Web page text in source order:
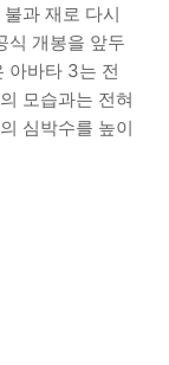
과 재로 다시
식 개봉을 앞두
아바타 3는 전
모습과는 전혀
심박수를 높이